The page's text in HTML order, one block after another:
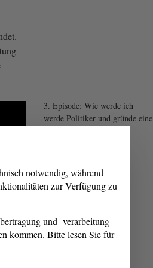
3. Episode: Wie werde ich
werde Politiker und gründe eine
notwendig, während
zur Verfügung zu
und -verarbeitung
kommen. Bitte lesen Sie für